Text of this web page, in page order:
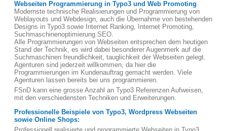
Webseiten Programmierung in Typo3 und Web Promoting
Modernste technische Realisierungen und Programmierung von
Weblayouts und Webdesign, auch die Übernahme von bestehenden
Designs in Typo3 sowie Internet Ranking, Internet Promoting,
Suchmaschinenoptimierung SEO.
Alle Programmierungen von Webseiten entsprechen dem heutigen
Stand der Technik, es wird dabei besonderer Augenmerk auf die
Suchmaschinen freundlichkeit, tauglichkeit der Webseiten gelegt.
Agenturen sind jederzeit willkommen, da hier die
Programmierungen im Kundenauftrag gemacht werden. Viele
Agenturen lassen bereits bei uns programmieren.
FSnD kann eine grosse Anzahl an Typo3 Referenzen Aufweisen,
mit den verschiedensten Techniken und Erweiterungen.
Professionelle Beispiele von Typo3, Wordpress Webseiten
sowie Online Shops: